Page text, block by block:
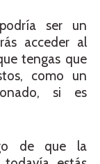
ser un
acceder al
tengas que
como un
si es
de que la